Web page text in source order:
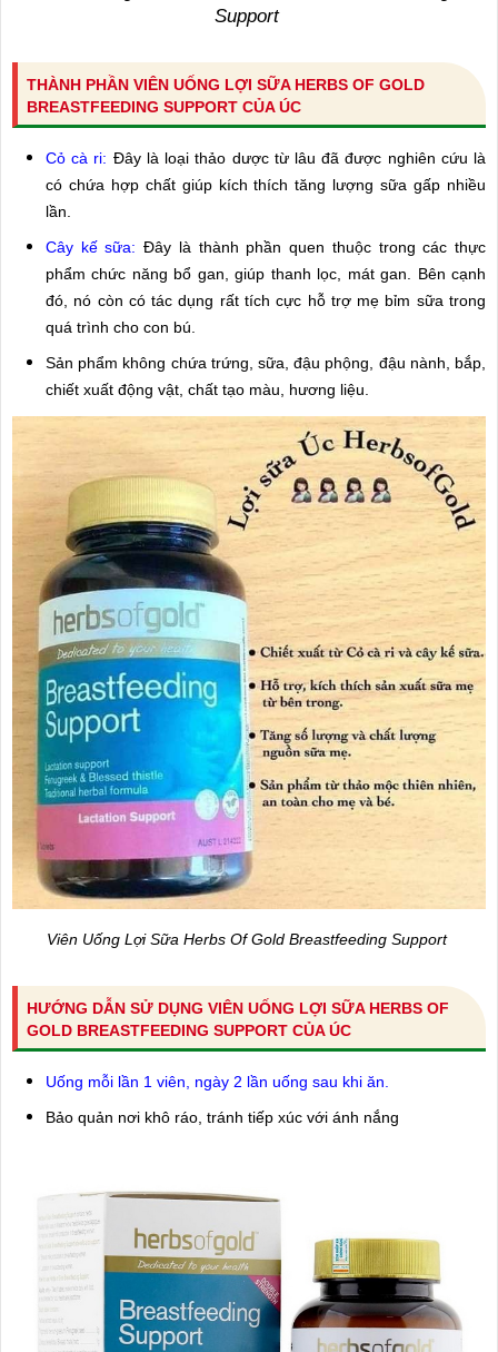
Support
THÀNH PHẦN VIÊN UỐNG LỢI SỮA HERBS OF GOLD
BREASTFEEDING SUPPORT CỦA ÚC
Cỏ cà ri: Đây là loại thảo dược từ lâu đã được nghiên cứu là
có chứa hợp chất giúp kích thích tăng lượng sữa gấp nhiều
lần.
Cây kế sữa: Đây là thành phần quen thuộc trong các thực
phẩm chức năng bổ gan, giúp thanh lọc, mát gan. Bên cạnh
đó, nó còn có tác dụng rất tích cực hỗ trợ mẹ bỉm sữa trong
quá trình cho con bú.
Sản phẩm không chứa trứng, sữa, đậu phộng, đậu nành, bắp,
chiết xuất động vật, chất tạo màu, hương liệu.
Viên Uống Lợi Sữa Herbs Of Gold Breastfeeding Support
HƯỚNG DẪN SỬ DỤNG VIÊN UỐNG LỢI SỮA HERBS OF
GOLD BREASTFEEDING SUPPORT CỦA ÚC
Uống mỗi lần 1 viên, ngày 2 lần uống sau khi ăn.
Bảo quản nơi khô ráo, tránh tiếp xúc với ánh nắng